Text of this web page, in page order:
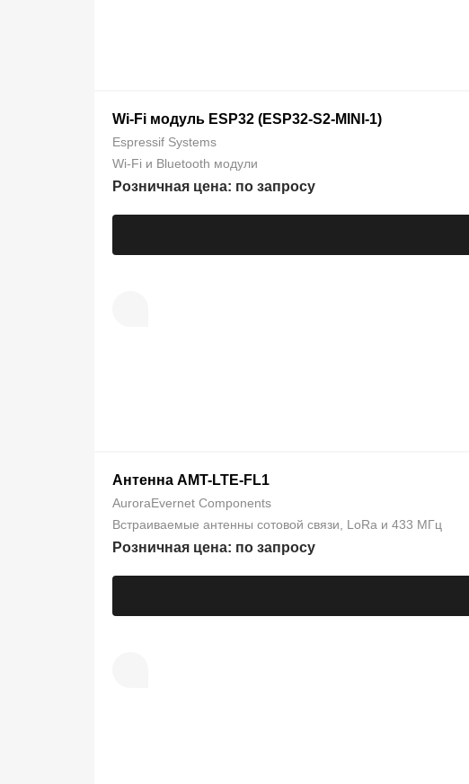
Wi-Fi модуль ESP32 (ESP32-S2-MINI-1)
Espressif Systems
Wi-Fi и Bluetooth модули
Розничная цена: по запросу
Антенна AMT-LTE-FL1
AuroraEvernet Components
Встраиваемые антенны сотовой связи, LoRa и 433 МГц
Розничная цена: по запросу